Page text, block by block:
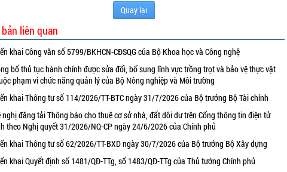
Quay lại
liên quan
khai Công văn số 5799/BKHCN-CĐSQG của Bộ Khoa học và Công nghệ
bố thủ tục hành chính được sửa đổi, bổ sung lĩnh vực trồng trọt và bảo vệ thực vật
phạm vi chức năng quản lý của Bộ Nông nghiệp và Môi trường
khai Thông tư số 114/2026/TT-BTC ngày 31/7/2026 của Bộ trưởng Bộ Tài chính
nghị đăng tải Thông báo cho thuê cơ sở nhà, đất dôi dư trên Cổng thông tin điện tử
theo Nghị quyết 31/2026/NQ-CP ngày 24/6/2026 của Chính phủ
khai Thông tư số 62/2026/TT-BXD ngày 30/7/2026 của Bộ trưởng Bộ Xây dựng
khai Quyết định số 1481/QĐ-TTg, số 1483/QĐ-TTg của Thủ tướng Chính phủ